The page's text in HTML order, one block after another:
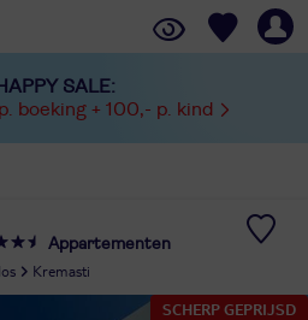
SALE:
boeking + 100,- p. kind
Appartementen
Kremasti
SCHERP GEPRIJSD